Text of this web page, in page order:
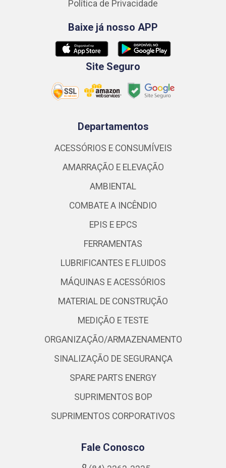
Política de Privacidade
Baixe já nosso APP
Site Seguro
Departamentos
ACESSÓRIOS E CONSUMÍVEIS
AMARRAÇÃO E ELEVAÇÃO
AMBIENTAL
COMBATE A INCÊNDIO
EPIS E EPCS
FERRAMENTAS
LUBRIFICANTES E FLUIDOS
MÁQUINAS E ACESSÓRIOS
MATERIAL DE CONSTRUÇÃO
MEDIÇÃO E TESTE
ORGANIZAÇÃO/ARMAZENAMENTO
SINALIZAÇÃO DE SEGURANÇA
SPARE PARTS ENERGY
SUPRIMENTOS BOP
SUPRIMENTOS CORPORATIVOS
Fale Conosco